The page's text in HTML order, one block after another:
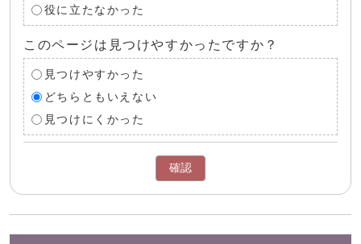
役に立たなかった
このページは見つけやすかったですか？
見つけやすかった
どちらともいえない
見つけにくかった
確認